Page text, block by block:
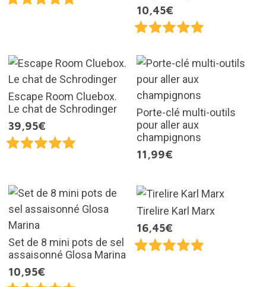
10,45€
Escape Room Cluebox.
Le chat de Schrodinger
39,95€
Porte-clé multi-outils
pour aller aux
champignons
11,99€
Set de 8 mini pots de sel
assaisonné Glosa Marina
10,95€
Tirelire Karl Marx
16,45€